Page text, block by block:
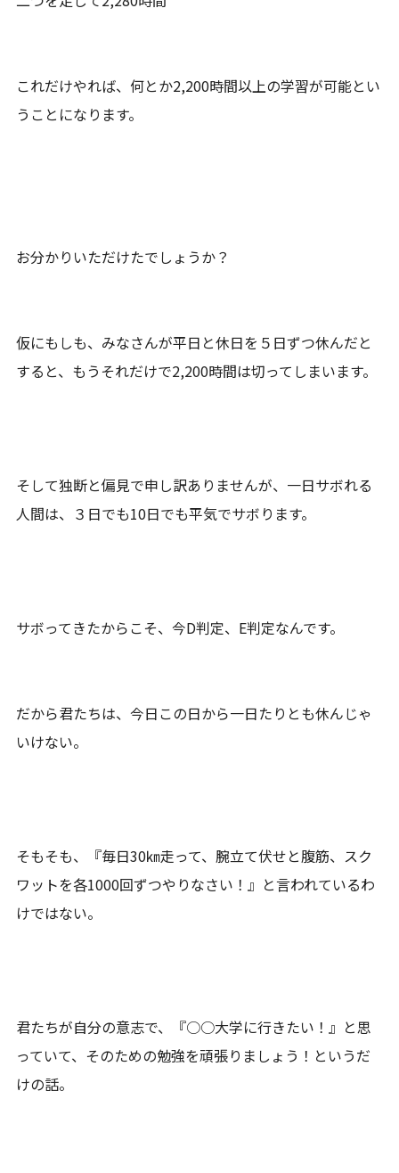
これだけやれば、何とか2,200時間以上の学習が可能とい
うことになります。
お分かりいただけたでしょうか？
仮にもしも、みなさんが平日と休日を５日ずつ休んだと
すると、もうそれだけで2,200時間は切ってしまいます。
そして独断と偏見で申し訳ありませんが、一日サボれる
人間は、３日でも10日でも平気でサボります。
サボってきたからこそ、今D判定、E判定なんです。
だから君たちは、今日この日から一日たりとも休んじゃ
いけない。
そもそも、『毎日30㎞走って、腕立て伏せと腹筋、スク
ワットを各1000回ずつやりなさい！』と言われているわ
けではない。
君たちが自分の意志で、『○○大学に行きたい！』と思
っていて、そのための勉強を頑張りましょう！というだ
けの話。